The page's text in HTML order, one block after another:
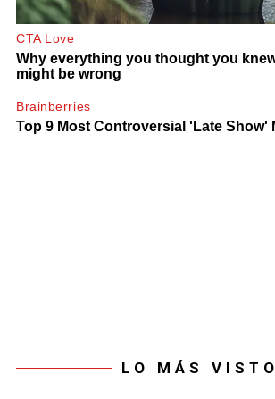
LO MÁS VISTO